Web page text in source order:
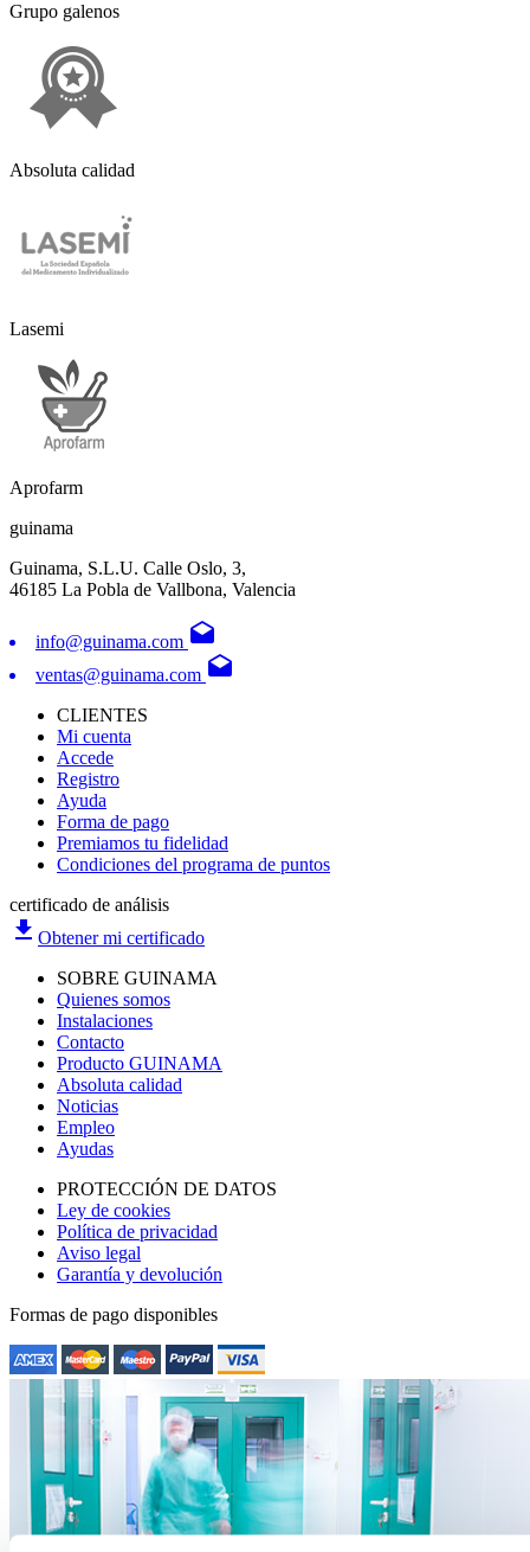
Grupo galenos
Absoluta calidad
Lasemi
Aprofarm
guinama
Guinama, S.L.U. Calle Oslo, 3,
46185 La Pobla de Vallbona, Valencia
info@guinama.com drafts
ventas@guinama.com drafts
CLIENTES
Mi cuenta
Accede
Registro
Ayuda
Forma de pago
Premiamos tu fidelidad
Condiciones del programa de puntos
certificado de análisis
file_download Obtener mi certificado
SOBRE GUINAMA
Quienes somos
Instalaciones
Contacto
Producto GUINAMA
Absoluta calidad
Noticias
Empleo
Ayudas
PROTECCIÓN DE DATOS
Ley de cookies
Política de privacidad
Aviso legal
Garantía y devolución
Formas de pago disponibles